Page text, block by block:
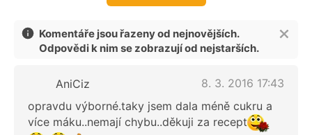
Komentáře jsou řazeny od nejnovějších.
Odpovědi k nim se zobrazují od nejstarších.
AniCiz
8. 3. 2016 17:43
opravdu výborné.taky jsem dala méně cukru a
více máku..nemají chybu..děkuji za recept